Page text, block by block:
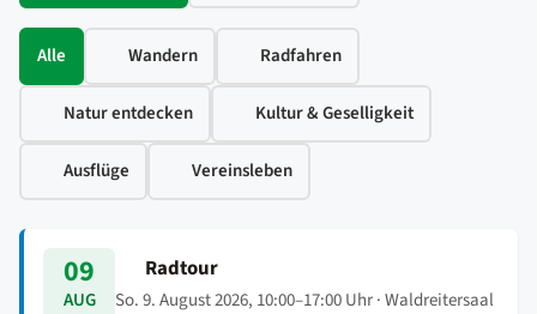
Alle Wandern Radfahren
Natur entdecken Kultur & Geselligkeit
Ausflüge Vereinsleben
09
AUG
Radtour
So. 9. August 2026, 10:00–17:00 Uhr· Waldreitersaal